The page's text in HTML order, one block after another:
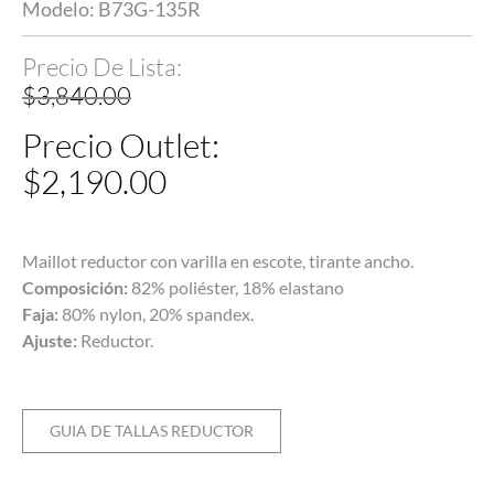
Modelo: B73G-135R
$3,840.00
$2,190.00
Maillot reductor con varilla en escote, tirante ancho.
Composición: 82% poliéster, 18% elastano
Faja: 80% nylon, 20% spandex.
Ajuste: Reductor.
GUIA DE TALLAS REDUCTOR